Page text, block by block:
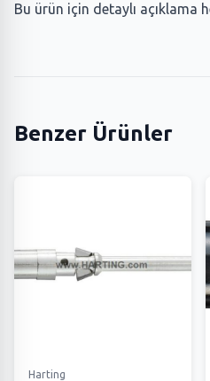
Bu ürün için detaylı açıklama
Benzer Ürünler
Harting